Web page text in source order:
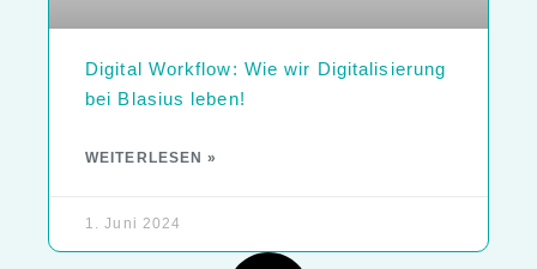
Digital Workflow: Wie wir Digitalisierung
bei Blasius leben!
WEITERLESEN »
1. Juni 2024